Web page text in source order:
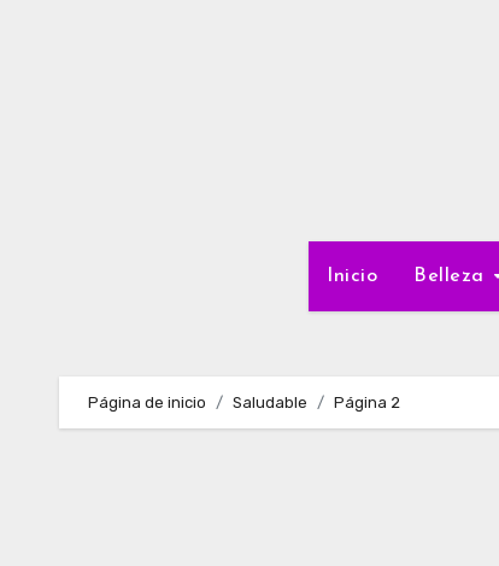
Inicio Belleza
Página de inicio Saludable Página 2